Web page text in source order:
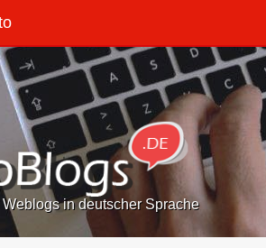
in deutscher Sprache